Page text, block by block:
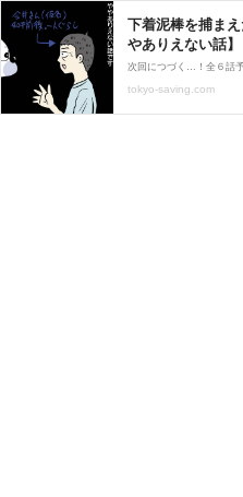
下着泥棒を捕ま
やありえない話
たり
tokyo-saving.com